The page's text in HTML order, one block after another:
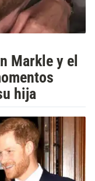
Markle y el
hija